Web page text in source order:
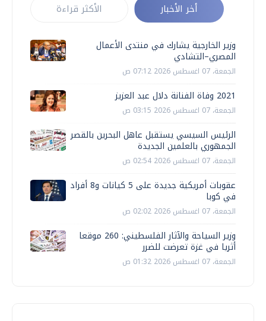
أخر الأخبار الأكثر قراءة
وزير الخارجية يشارك في منتدى الأعمال
المصري–التشادي
الجمعة، 07 اغسطس 2026 07:12 ص
2021 وفاة الفنانة دلال عبد العزيز
الجمعة، 07 اغسطس 2026 03:15 ص
الرئيس السيسي يستقبل عاهل البحرين بالقصر
الجمهوري بالعلمين الجديدة
الجمعة، 07 اغسطس 2026 02:54 ص
عقوبات أمريكية جديدة على 5 كيانات و8 أفراد
في كوبا
الجمعة، 07 اغسطس 2026 02:02 ص
وزير السياحة والآثار الفلسطيني: 260 موقعا
أثريا في غزة تعرضت للضرر
الجمعة، 07 اغسطس 2026 01:32 ص